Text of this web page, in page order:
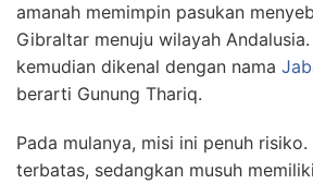
amanah memimpin pasukan
Gibraltar menuju wilayah
kemudian dikenal dengan nama
berarti Gunung Thariq.
Pada mulanya, misi ini penuh
terbatas, sedangkan musuh